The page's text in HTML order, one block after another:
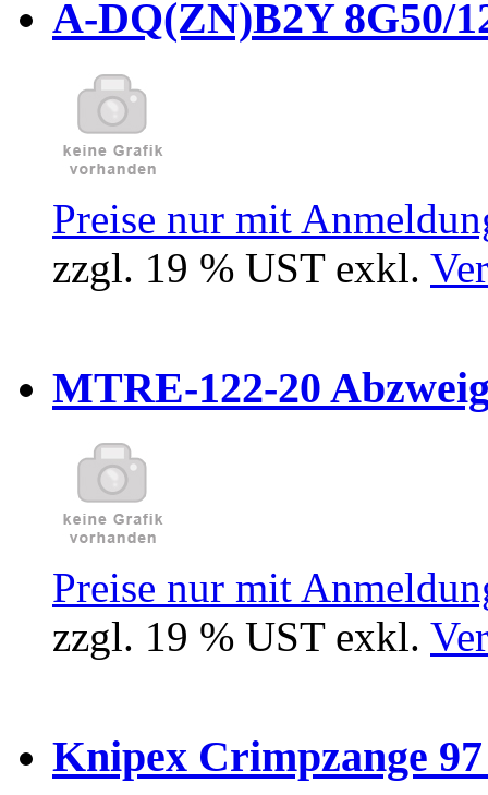
A-DQ(ZN)B2Y 8G50/
Preise nur mit
zzgl. 19 % UST exkl.
MTRE-122-20
Preise nur mit
zzgl. 19 % UST exkl.
Knipex Crimpzange 97